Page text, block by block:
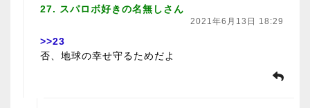
27. スパロボ好きの名無しさん
2021年6月13日 18:29
>>23
否、地球の幸せ守るためだよ